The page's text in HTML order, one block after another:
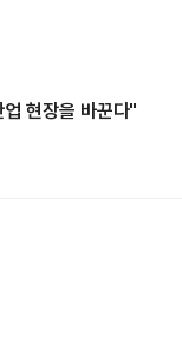
현장을 바꾼다"